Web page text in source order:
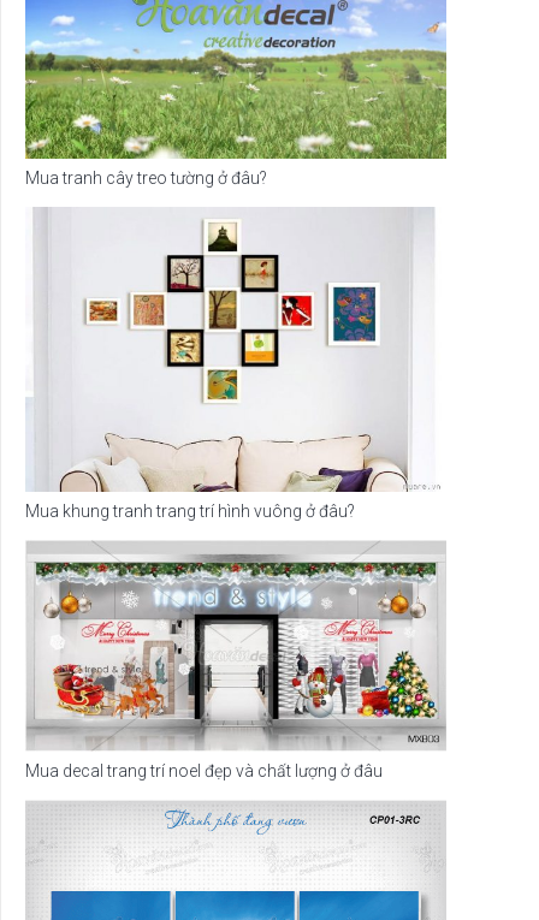
Mua tranh cây treo tường ở đâu?
Mua khung tranh trang trí hình vuông ở đâu?
Mua decal trang trí noel đẹp và chất lượng ở đâu